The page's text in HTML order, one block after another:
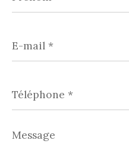
mail
*
*
Message
*